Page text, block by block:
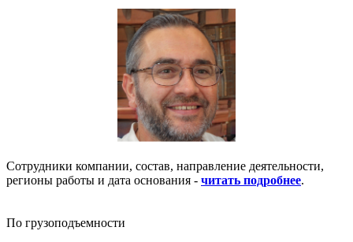
Сотрудники компании, состав, направление деятельности,
регионы работы и дата основания - читать подробнее.
По грузоподъемности